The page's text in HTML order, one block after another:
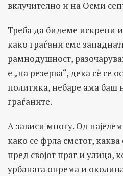
вклучително и на Осми
Треба да бидеме искрени
како граѓани сме
рамнодушност,
е „на резерва“, дека сè се
политика, небаре ама баш
граѓаните.
А зависи многу. Од
како се фрла сметот, каква
пред својот праг и улица,
урбаната опрема и